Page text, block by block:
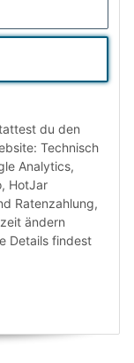
du den
Technisch
Analytics,
HotJar
Ratenzahlung,
ändern
Details findest
und anderem
ist der erste
oder landet in der
Müll zu
für einen
Müll mehr
Weg entschieden